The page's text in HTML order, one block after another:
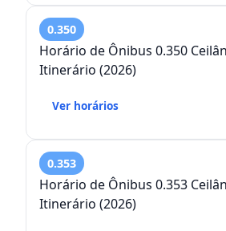
0.350
Horário de Ônibus 0.350
Itinerário (2026)
Ver horários
0.353
Horário de Ônibus 0.353
Itinerário (2026)